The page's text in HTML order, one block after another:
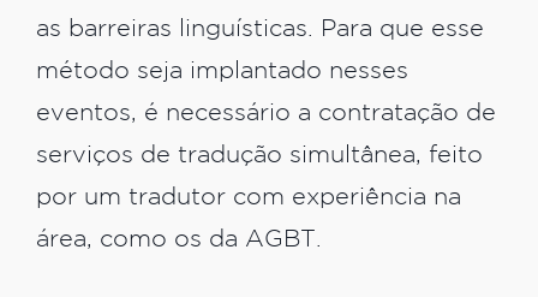
as barreiras linguísticas. Para que esse
método seja implantado nesses
eventos, é necessário a contratação de
serviços de tradução simultânea, feito
por um tradutor com experiência na
área, como os da AGBT.